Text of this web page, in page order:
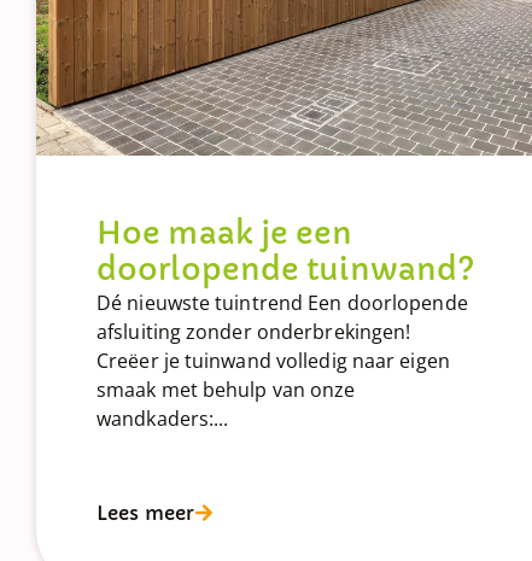
Hoe maak je een
doorlopende tuinwand?
Dé nieuwste tuintrend Een doorlopende
afsluiting zonder onderbrekingen!
Creëer je tuinwand volledig naar eigen
smaak met behulp van onze
wandkaders:...
Lees meer